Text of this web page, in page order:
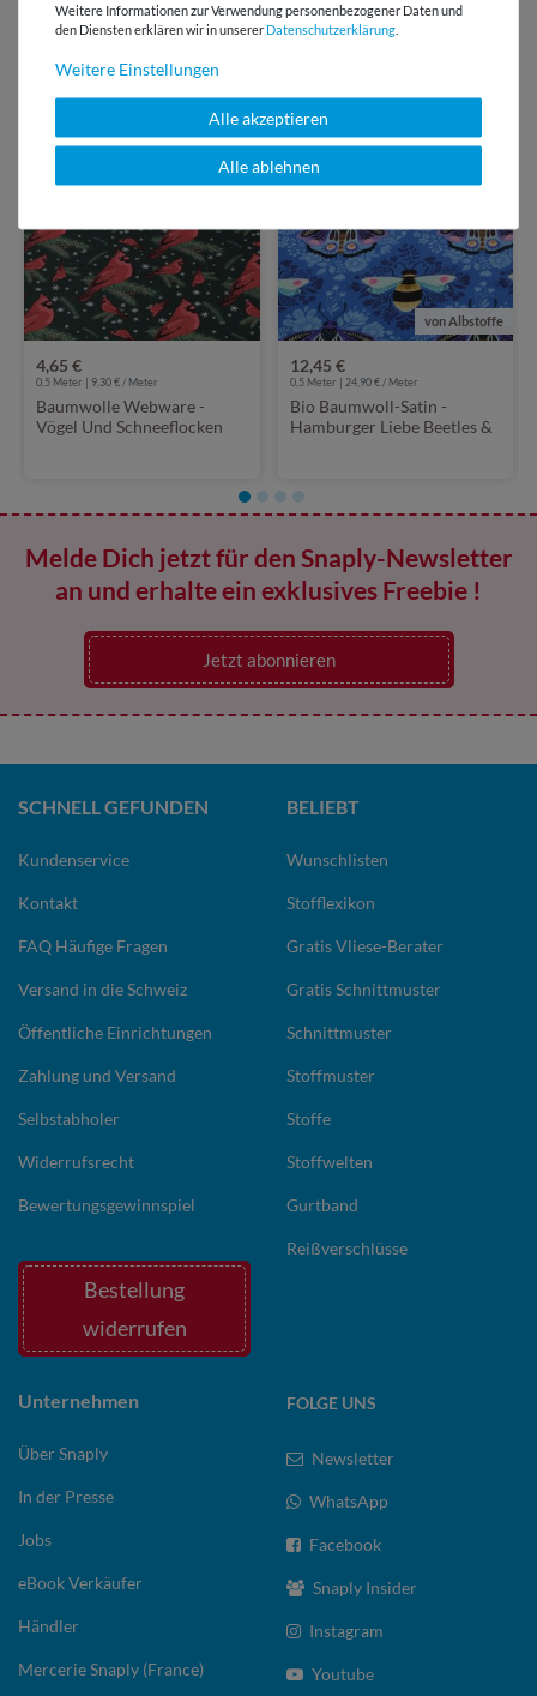
VIELLEICHT AUCH INTERESSANT
4,65 €
0,5 Meter | 9,30 € / Meter
Baumwolle Webware -
Vögel Und Schneeflocken
von Albstoffe
12,45 €
0,5 Meter | 24,90 € / Meter
Bio Baumwoll-Satin -
Hamburger Liebe Beetles &
Melde Dich jetzt für den Snaply-Newsletter
an und erhalte ein exklusives Freebie !
Jetzt abonnieren
Weitere Informationen zur Verwendung personenbezogener Daten und
den Diensten erklären wir in unserer Daten­schutz­erklärung
Weitere Einstellungen
Alle akzeptieren
Alle ablehnen
SCHNELL GEFUNDEN
Kundenservice
Kontakt
FAQ Häufige Fragen
Versand in die Schweiz
Öffentliche Einrichtungen
Zahlung und Versand
Selbstabholer
Widerrufsrecht
Bewertungsgewinnspiel
Bestellung
widerrufen
BELIEBT
Wunschlisten
Stofflexikon
Gratis Vliese-Berater
Gratis Schnittmuster
Schnittmuster
Stoffmuster
Stoffe
Stoffwelten
Gurtband
Reißverschlüsse
Unternehmen
Über Snaply
In der Presse
Jobs
eBook Verkäufer
Händler
Mercerie Snaply (France)
FOLGE UNS
Newsletter
WhatsApp
Facebook
Snaply Insider
Instagram
Youtube